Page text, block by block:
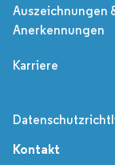
Auszeichnungen
Anerkennungen
Karriere
Kontakt